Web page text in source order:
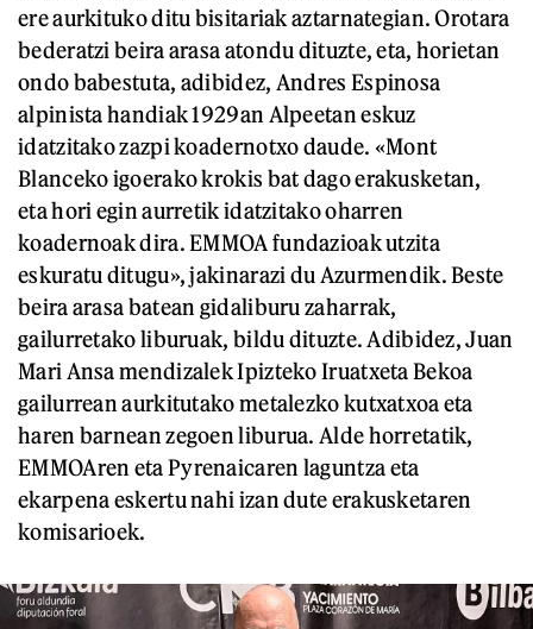
ere aurkituko ditu bisitariak aztarnategian. Orotara
bederatzi beira arasa atondu dituzte, eta, horietan
ondo babestuta, adibidez, Andres Espinosa
alpinista handiak 1929an Alpeetan eskuz
idatzitako zazpi koadernotxo daude. «Mont
Blanceko igoerako krokis bat dago erakusketan,
eta hori egin aurretik idatzitako oharren
koadernoak dira. EMMOA fundazioak utzita
eskuratu ditugu», jakinarazi du Azurmendik. Beste
beira arasa batean gidaliburu zaharrak,
gailurretako liburuak, bildu dituzte. Adibidez, Juan
Mari Ansa mendizalek Ipizteko Iruatxeta Bekoa
gailurrean aurkitutako metalezko kutxatxoa eta
haren barnean zegoen liburua. Alde horretatik,
EMMOAren eta Pyrenaicaren laguntza eta
ekarpena eskertu nahi izan dute erakusketaren
komisarioek.